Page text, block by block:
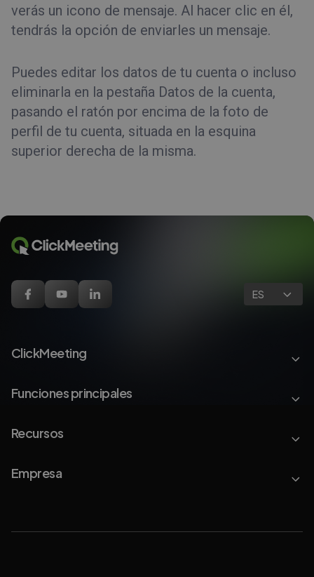
verás un icono de mensaje. Al hacer clic en él,
tendrás la opción de enviarles un mensaje.
Puedes editar los datos de tu cuenta o incluso
eliminarla en la pestaña Datos de la cuenta,
pasando el ratón por encima de la foto de
perfil de tu cuenta, situada en la esquina
superior derecha de la misma.
ES
ClickMeeting
Funciones principales
Recursos
Empresa